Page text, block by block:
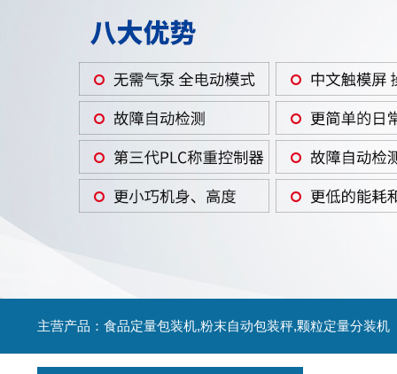
主营产品：食品定量包装机,粉末自动包装秤,颗粒定量分装机